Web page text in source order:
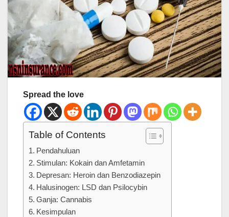
Spread the love
Table of Contents
Pendahuluan
Stimulan: Kokain dan Amfetamin
Depresan: Heroin dan Benzodiazepin
Halusinogen: LSD dan Psilocybin
Ganja: Cannabis
Kesimpulan